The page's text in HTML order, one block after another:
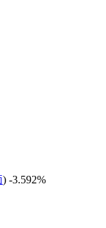
) -3.592%